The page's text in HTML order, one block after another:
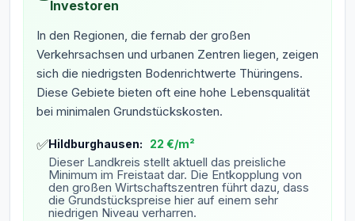
Investoren
In den Regionen, die fernab der großen
Verkehrsachsen und urbanen Zentren liegen, zeigen
sich die niedrigsten Bodenrichtwerte Thüringens.
Diese Gebiete bieten oft eine hohe Lebensqualität
bei minimalen Grundstückskosten.
✅Hildburghausen: 22 €/m²
Dieser Landkreis stellt aktuell das preisliche
Minimum im Freistaat dar. Die Entkopplung von
den großen Wirtschaftszentren führt dazu, dass
die Grundstückspreise hier auf einem sehr
niedrigen Niveau verharren.